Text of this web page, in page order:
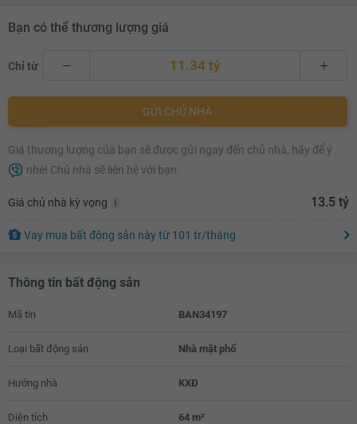
Bạn có thể thương lượng giá
Chỉ từ 11.34 tỷ
11.38 tỷ
11.44 tỷ
11.5 tỷ
11.52 tỷ
11.54 tỷ
GỬI CHỦ NHÀ
Giá thương lượng của bạn sẽ được gửi ngay đến chủ nhà, hãy để ý
nhé! Chủ nhà sẽ liên hệ với bạn.
Giá chủ nhà kỳ vọng 13.5 tỷ
Vay mua bất động sản nàytừ 101 tr/tháng
Thông tin bất động sản
Mã tin BAN34197
Loại bất động sản Nhà mặt phố
Hướng nhà KXĐ
Diện tích 64 m²